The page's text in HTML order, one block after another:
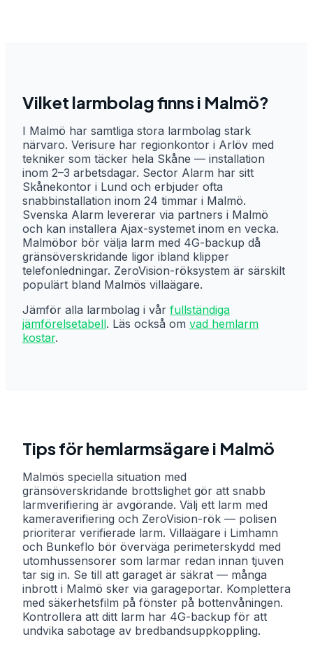
Vilket larmbolag finns i Malmö?
I Malmö har samtliga stora larmbolag stark
närvaro. Verisure har regionkontor i Arlöv med
tekniker som täcker hela Skåne — installation
inom 2–3 arbetsdagar. Sector Alarm har sitt
Skånekontor i Lund och erbjuder ofta
snabbinstallation inom 24 timmar i Malmö.
Svenska Alarm levererar via partners i Malmö
och kan installera Ajax-systemet inom en vecka.
Malmöbor bör välja larm med 4G-backup då
gränsöverskridande ligor ibland klipper
telefonledningar. ZeroVision-röksystem är särskilt
populärt bland Malmös villaägare.
Jämför alla larmbolag i vår fullständiga
jämförelsetabell. Läs också om vad hemlarm
kostar.
Tips för hemlarmsägare i Malmö
Malmös speciella situation med
gränsöverskridande brottslighet gör att snabb
larmverifiering är avgörande. Välj ett larm med
kameraverifiering och ZeroVision-rök — polisen
prioriterar verifierade larm. Villaägare i Limhamn
och Bunkeflo bör överväga perimeterskydd med
utomhussensorer som larmar redan innan tjuven
tar sig in. Se till att garaget är säkrat — många
inbrott i Malmö sker via garageportar. Komplettera
med säkerhetsfilm på fönster på bottenvåningen.
Kontrollera att ditt larm har 4G-backup för att
undvika sabotage av bredbandsuppkoppling.